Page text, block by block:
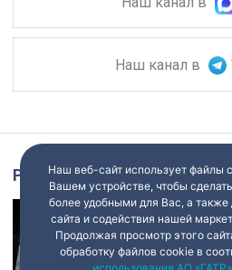
Наш канал в
Репортаж
Наш веб-сайт использует файлы
Вашем устройстве, чтобы
более удобными для Вас, а также
сайта и содействия нашей
Продолжая просмотр этого
обработку файлов cookie в